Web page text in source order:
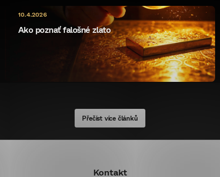
Ako poznať falošné zlato
10.4.2026
Přečíst více článků
Kontakt